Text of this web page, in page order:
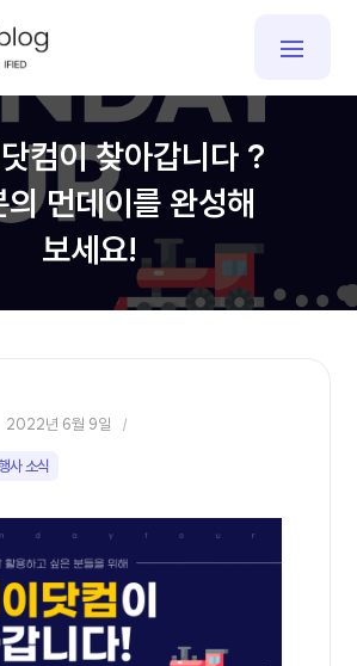
먼데이닷컴 한국 공식 블로그
플래티넘 파트너 IFIED
컴이 찾아갑니다 ?
의 먼데이를 완성해
보세요!
2022년 6월 9일
사 소식